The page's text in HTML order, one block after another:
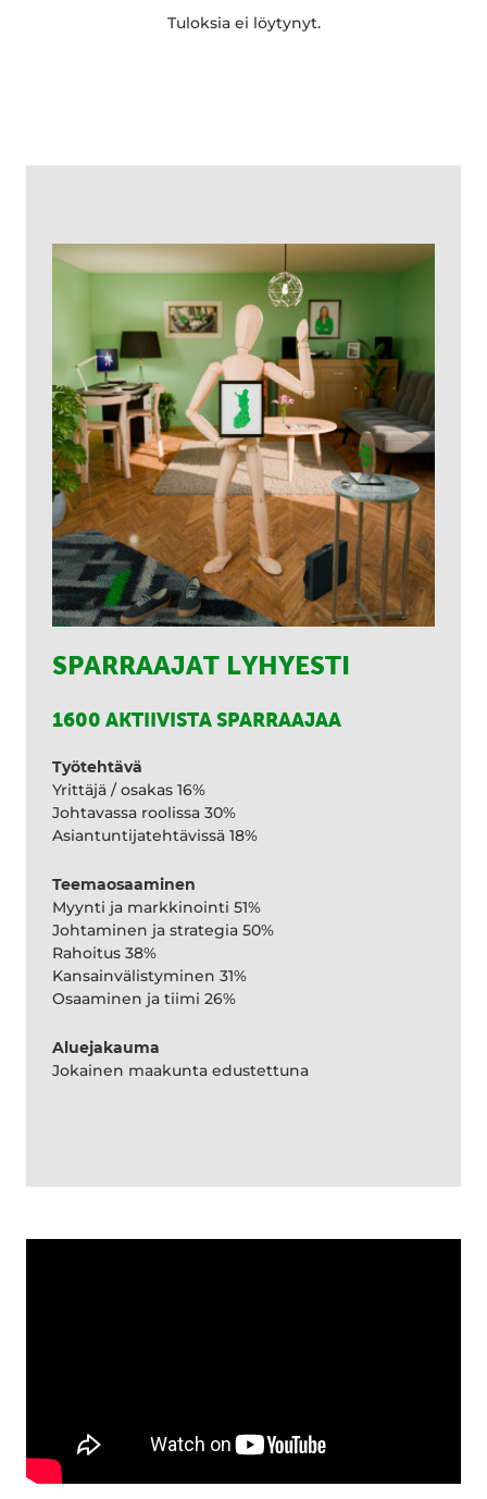
Tuloksia ei löytynyt.
SPARRAAJAT LYHYESTI
1600 AKTIIVISTA SPARRAAJAA
Työtehtävä
Yrittäjä / osakas 16%
Johtavassa roolissa 30%
Asiantuntijatehtävissä 18%
Teemaosaaminen
Myynti ja markkinointi 51%
Johtaminen ja strategia 50%
Rahoitus 38%
Kansainvälistyminen 31%
Osaaminen ja tiimi 26%
Aluejakauma
Jokainen maakunta edustettuna